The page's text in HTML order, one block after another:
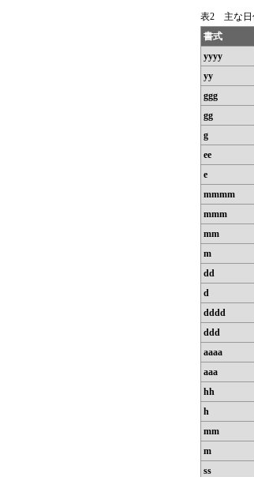
表2 主な日
書式
yyyy
yy
ggg
gg
g
ee
e
mmmm
mmm
mm
m
dd
d
dddd
ddd
aaaa
aaa
hh
h
mm
m
ss